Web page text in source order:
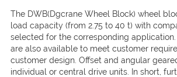
The DWB(Dgcrane Wheel Block) wheel
load capacity (from 2.75 to 40 t) with
selected for the corresponding
are also available to meet customer
customer design. Offset and angular
individual or central drive units. In short,